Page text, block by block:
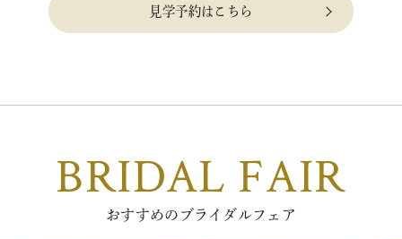
見学予約はこちら
BRIDAL FAIR
おすすめのブライダルフェア